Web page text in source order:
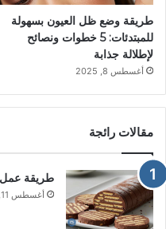
طريقة وضع ظل العيون بسهولة
للمبتدئات: 5 خطوات ونصائح
لإطلالة جذابة
أغسطس 8, 2025
مقالات رائجة
طريقة
أغسطس 11, 2023